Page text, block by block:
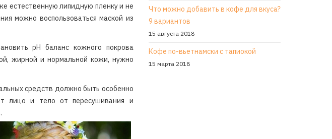
естественную липидную пленку и не
можно воспользоваться маской из
pH баланс кожного покрова
жирной и нормальной кожи, нужно
средств должно быть особенно
лицо и тело от пересушивания и
Что можно добавить в кофе для вкуса?
9 вариантов
15 августа 2018
Кофе по-вьетнамски с тапиокой
15 марта 2018